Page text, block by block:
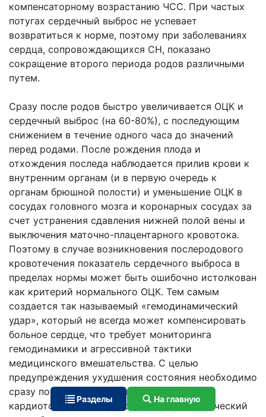
компенсаторному возрастанию ЧСС. При частых
потугах сердечный выброс не успевает
возвратиться к норме, поэтому при заболеваниях
сердца, сопровождающихся СН, показано
сокращение второго периода родов различными
путем.
Сразу после родов быстро увеличивается ОЦК и
сердечный выброс (на 60-80%), с последующим
снижением в течение одного часа до значений
перед родами. После рождения плода и
отхождения последа наблюдается прилив крови к
внутренним органам (и в первую очередь к
органам брюшной полости) и уменьшение ОЦК в
сосудах головного мозга и коронарных сосудах за
счет устранения сдавления нижней полой вены и
выключения маточно-плацентарного кровотока.
Поэтому в случае возникновения послеродового
кровотечения показатель сердечного выброса в
пределах нормы может быть ошибочно истолкован
как критерий нормального ОЦК. Тем самым
создается так называемый «гемодинамический
удар», который не всегда может компенсировать
больное сердце, что требует мониторинга
гемодинамики и агрессивной тактики
медицинского вмешательства. С целью
предупреждения ухудшения состояния необходимо
сразу после рождения ребёнка вводить
кардиотонические средства. «Гемодинамический
Разделы На главную